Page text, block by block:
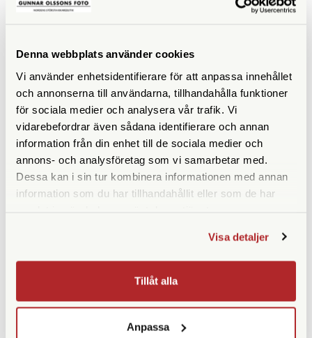
Denna webbplats använder cookies
Vi använder enhetsidentifierare för att anpassa innehållet
och annonserna till användarna, tillhandahålla funktioner
för sociala medier och analysera vår trafik. Vi
vidarebefordrar även sådana identifierare och annan
information från din enhet till de sociala medier och
annons- och analysföretag som vi samarbetar med.
Dessa kan i sin tur kombinera informationen med annan
information som du har tillhandahållit eller som de har
Visa detaljer
Tillåt alla
Anpassa
Fujinon
Fujinon 14x40 TS-X Blå
Tillfälligt slut
15.900 SEK
LÄS MER
KÖP
Fujinon
Fujinon 10x70 MTR-SX
Finns i lager
10.900 SEK
LÄS MER
KÖP
Fujinon Fujinon
Fujinon 8x42 HC